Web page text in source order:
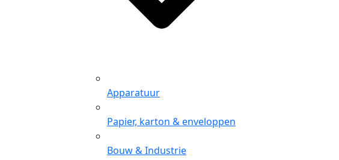
Apparatuur
Papier, karton & enveloppen
Bouw & Industrie